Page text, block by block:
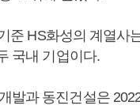
준 HS화성의 계열사
국내 기업이다.
발과 동진건설은